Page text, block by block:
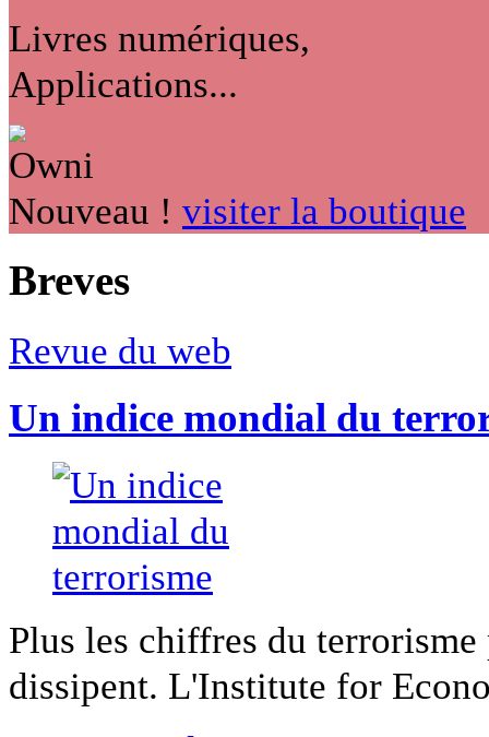
Livres numériques,
Applications...
Nouveau ! visiter la boutique
Breves
Revue du web
Un indice mondial du
Plus les chiffres du
dissipent. L'Institute for